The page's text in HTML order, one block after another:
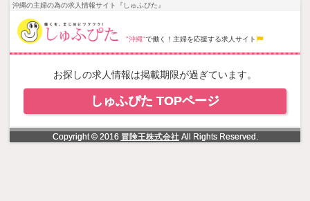
NowLoading
沖縄の主婦の為の求人情報サイト『しゅふぴた』
"沖縄"で働く！主婦を応援する求人サイト
お探しの求人情報は掲載期限が過ぎています。
しゅふぴた TOPページ
Copyright © 2016 冒険王株式会社All Rights Reserved.